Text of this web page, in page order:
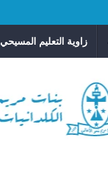
زاوية التعليم المسيحي